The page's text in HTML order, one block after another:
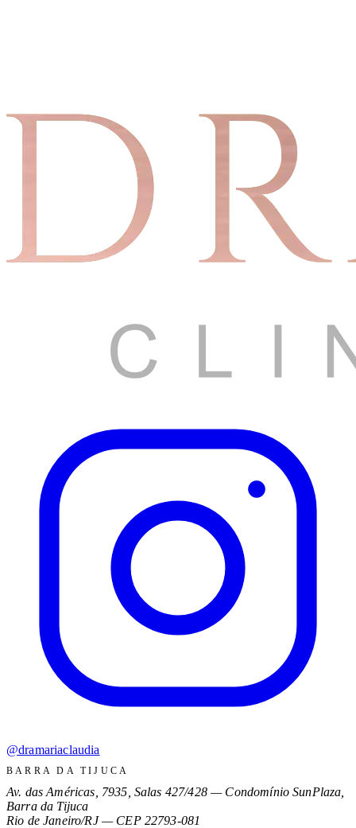
@dramariaclaudia
BARRA DA TIJUCA
Av. das Américas, 7935, Salas 427/428 — Condomínio SunPlaza,
Barra da Tijuca
Rio de Janeiro/RJ— CEP 22793-081